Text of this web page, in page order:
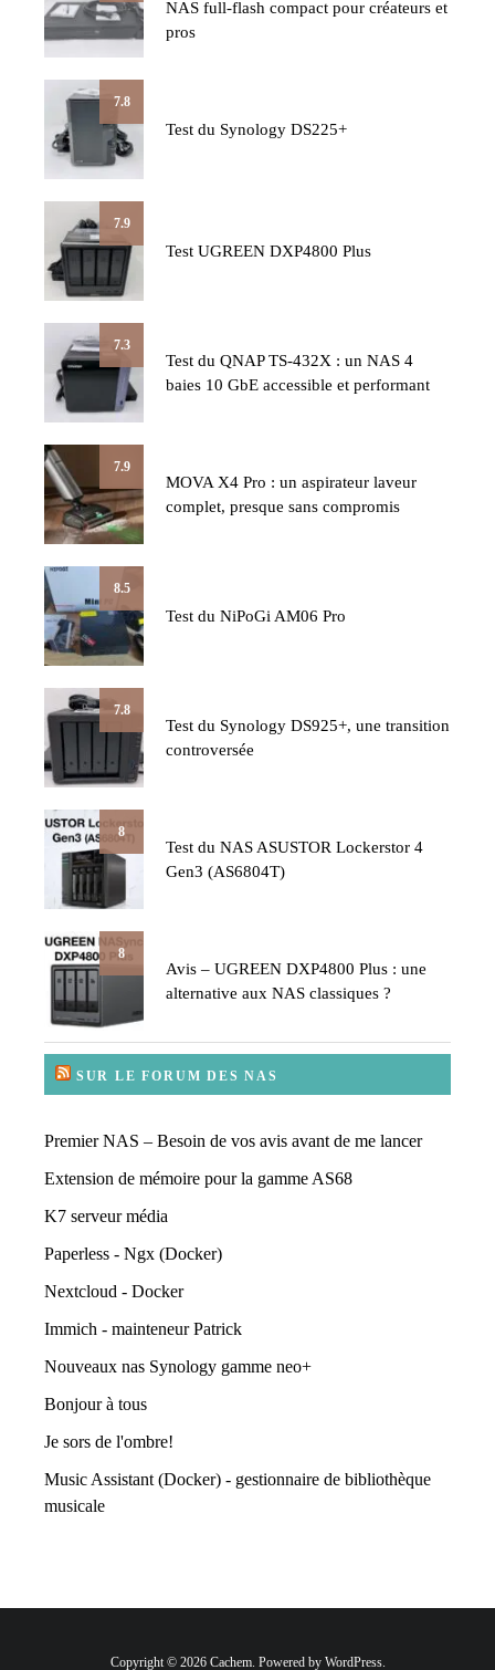
NAS full-flash compact pour créateurs et
pros
7.8
Test du Synology DS225+
7.9
Test UGREEN DXP4800 Plus
7.3
Test du QNAP TS-432X : un NAS 4
baies 10 GbE accessible et performant
7.9
MOVA X4 Pro : un aspirateur laveur
complet, presque sans compromis
8.5
Test du NiPoGi AM06 Pro
7.8
Test du Synology DS925+, une transition
controversée
8
Test du NAS ASUSTOR Lockerstor 4
Gen3 (AS6804T)
8
Avis – UGREEN DXP4800 Plus : une
alternative aux NAS classiques ?
SUR LE FORUM DES NAS
Premier NAS – Besoin de vos avis avant de me lancer
Extension de mémoire pour la gamme AS68
K7 serveur média
Paperless - Ngx (Docker)
Nextcloud - Docker
Immich - mainteneur Patrick
Nouveaux nas Synology gamme neo+
Bonjour à tous
Je sors de l'ombre!
Music Assistant (Docker) - gestionnaire de bibliothèque
musicale
Copyright © 2026 Cachem. Powered by WordPress.